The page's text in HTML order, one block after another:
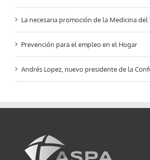
La necesaria promoción de la Medicina del
Prevención para el empleo en el Hogar
Andrés Lopez, nuevo presidente de la